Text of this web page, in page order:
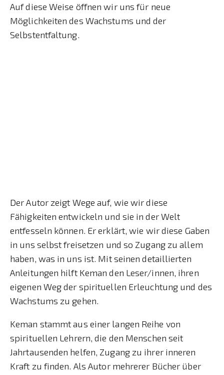
Auf diese Weise öffnen wir uns für neue
Möglichkeiten des Wachstums und der
Selbstentfaltung.
Der Autor zeigt Wege auf, wie wir diese
Fähigkeiten entwickeln und sie in der Welt
entfesseln können. Er erklärt, wie wir diese Gaben
in uns selbst freisetzen und so Zugang zu allem
haben, was in uns ist. Mit seinen detaillierten
Anleitungen hilft Keman den Leser/innen, ihren
eigenen Weg der spirituellen Erleuchtung und des
Wachstums zu gehen.
Keman stammt aus einer langen Reihe von
spirituellen Lehrern, die den Menschen seit
Jahrtausenden helfen, Zugang zu ihrer inneren
Kraft zu finden. Als Autor mehrerer Bücher über